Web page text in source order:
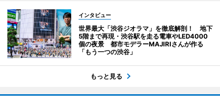
インタビュー
世界最大「渋谷ジオラマ」を徹底解剖！ 地下
5階まで再現・渋谷駅を走る電車やLED4000
個の夜景 都市モデラーMAJIRIさんが作る
「もう一つの渋谷」
もっと見る